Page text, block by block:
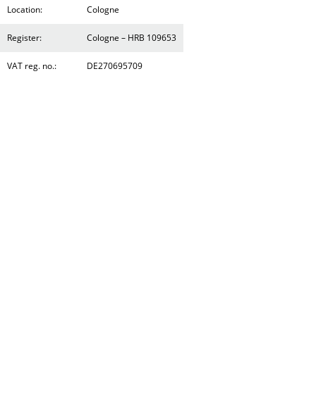
Location: Cologne
Register: Cologne – HRB 109653
VAT reg. no.: DE270695709